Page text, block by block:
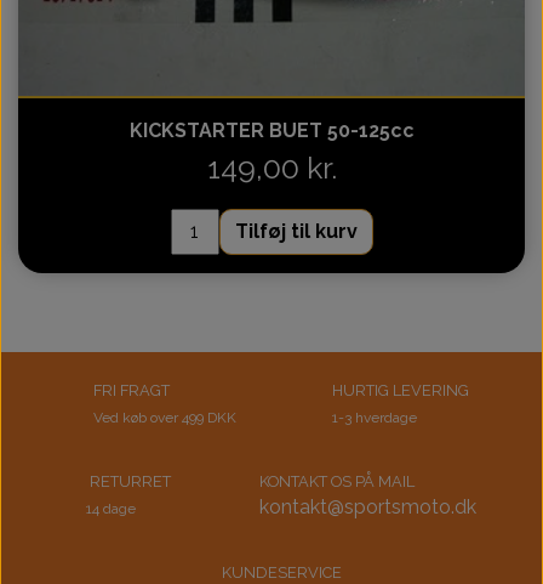
KICKSTARTER BUET 50-125cc
149,00 kr.
Tilføj til kurv
FRI FRAGT
Ved køb over 499 DKK
HURTIG LEVERING
1-3 hverdage
RETURRET
14 dage
KONTAKT OS PÅ MAIL
kontakt@sportsmoto.dk
KUNDESERVICE